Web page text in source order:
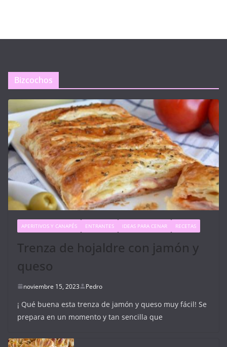
Bizcochos
APERITIVOS Y CANAPÉS ENTRANTES IDEAS PARA CENAR RECETAS
Trenza de hojaldre con jamón y
queso
noviembre 15, 2023 Pedro
¡ Qué buena esta trenza de jamón y queso muy fácil! Se
prepara en un momento y tan sencilla que